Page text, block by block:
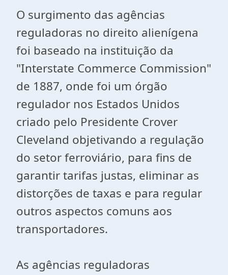
O surgimento das agências
reguladoras no direito alienígena
foi baseado na instituição da
"Interstate Commerce Commission"
de 1887, onde foi um órgão
regulador nos Estados Unidos
criado pelo Presidente Crover
Cleveland objetivando a regulação
do setor ferroviário, para fins de
garantir tarifas justas, eliminar as
distorções de taxas e para regular
outros aspectos comuns aos
transportadores.
As agências reguladoras